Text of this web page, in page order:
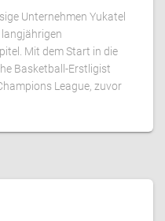
Unternehmen Yukatel
Mit dem Start in die
Basketball-Erstligist
League, zuvor